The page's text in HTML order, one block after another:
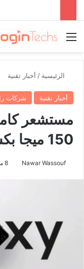
القائمة
الرئيسية / أخبار تقنية
أخبار تقنية شركات
مستشعر
150 ميجا بكسل جاهز
Nawar Wassouf 8 مايو، 2020